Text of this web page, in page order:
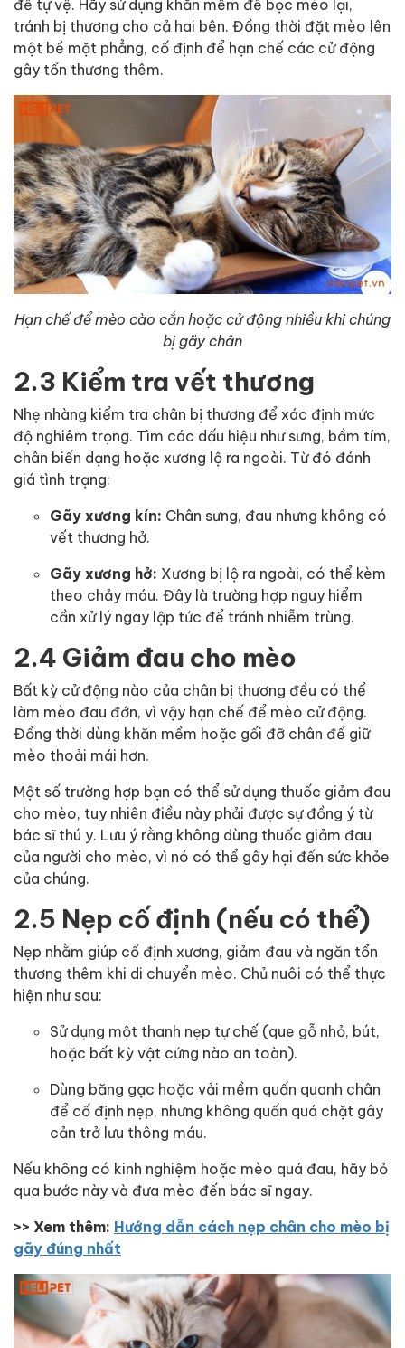
để tự vệ. Hãy sử dụng khăn mềm để bọc mèo lại,
tránh bị thương cho cả hai bên. Đồng thời đặt mèo lên
một bề mặt phẳng, cố định để hạn chế các cử động
gây tổn thương thêm.
Hạn chế để mèo cào cắn hoặc cử động nhiều khi chúng
bị gãy chân
2.3 Kiểm tra vết thương
Nhẹ nhàng kiểm tra chân bị thương để xác định mức
độ nghiêm trọng. Tìm các dấu hiệu như sưng, bầm tím,
chân biến dạng hoặc xương lộ ra ngoài. Từ đó đánh
giá tình trạng:
Gãy xương kín: Chân sưng, đau nhưng không có
vết thương hở.
Gãy xương hở: Xương bị lộ ra ngoài, có thể kèm
theo chảy máu. Đây là trường hợp nguy hiểm
cần xử lý ngay lập tức để tránh nhiễm trùng.
2.4 Giảm đau cho mèo
Bất kỳ cử động nào của chân bị thương đều có thể
làm mèo đau đớn, vì vậy hạn chế để mèo cử động.
Đồng thời dùng khăn mềm hoặc gối đỡ chân để giữ
mèo thoải mái hơn.
Một số trường hợp bạn có thể sử dụng thuốc giảm đau
cho mèo, tuy nhiên điều này phải được sự đồng ý từ
bác sĩ thú y. Lưu ý rằng không dùng thuốc giảm đau
của người cho mèo, vì nó có thể gây hại đến sức khỏe
của chúng.
2.5 Nẹp cố định (nếu có thể)
Nẹp nhằm giúp cố định xương, giảm đau và ngăn tổn
thương thêm khi di chuyển mèo. Chủ nuôi có thể thực
hiện như sau:
Sử dụng một thanh nẹp tự chế (que gỗ nhỏ, bút,
hoặc bất kỳ vật cứng nào an toàn).
Dùng băng gạc hoặc vải mềm quấn quanh chân
để cố định nẹp, nhưng không quấn quá chặt gây
cản trở lưu thông máu.
Nếu không có kinh nghiệm hoặc mèo quá đau, hãy bỏ
qua bước này và đưa mèo đến bác sĩ ngay.
>> Xem thêm: Hướng dẫn cách nẹp chân cho mèo bị
gãy đúng nhất